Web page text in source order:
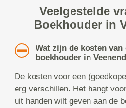
Veelgestelde
Boekhouder in
Wat zijn de kosten van
boekhouder in
De kosten voor een
erg verschillen. Het hangt
uit handen wilt geven aan de